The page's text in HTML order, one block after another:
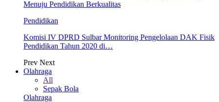
Menuju Pendidikan Berkualitas
Pendidikan
Komisi IV DPRD Sulbar Monitoring Pengelolaan DAK Fisik
Pendidikan Tahun 2020 di…
Prev Next
Olahraga
All
Sepak Bola
Olahraga